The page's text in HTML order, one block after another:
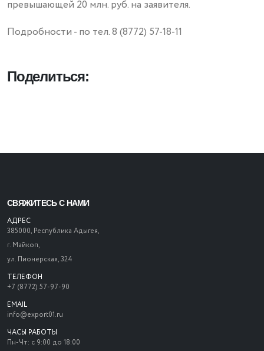
превышающей 20 млн. руб. на заявителя.
Подробности - по тел. 8 (8772) 57-18-11
Поделиться:
СВЯЖИТЕСЬ С НАМИ
АДРЕС
385000, Республика Адыгея,
г. Майкоп,
ул. Пионерская, 324
ТЕЛЕФОН
+7 (8772) 57-97-90
EMAIL
info@export01.ru
ЧАСЫ РАБОТЫ
Пн-Чт: с 9:00 до 18:00